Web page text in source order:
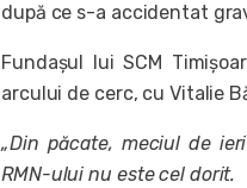
după ce s-a accidentat
Fundașul lui SCM
arcului de cerc, cu Vitalie
„Din păcate, meciul de
RMN-ului nu este cel dorit.